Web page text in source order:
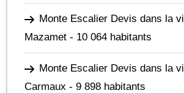
Monte Escalier Devis dans la
Mazamet - 10 064 habitants
Monte Escalier Devis dans la
Carmaux - 9 898 habitants